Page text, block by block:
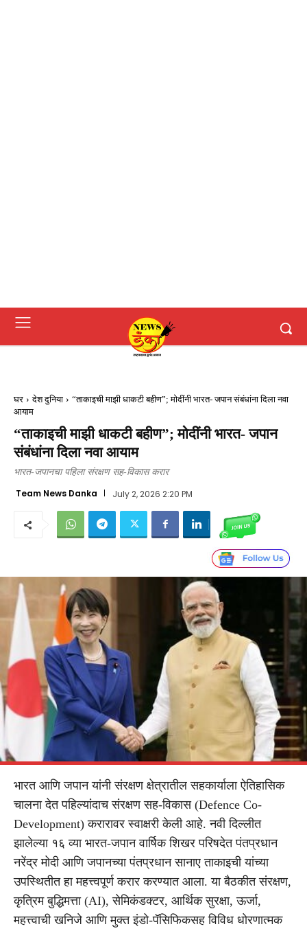
घर देश दुनिया
“ताकाइची माझी धाकटी बहीण”; मोदींनी भारत- जपान संबंधांना दिला नवा
आयाम
“ताकाइची माझी धाकटी बहीण”; मोदींनी भारत- जपान
संबंधांना दिला नवा आयाम
भारत-जपानचा पहिला संरक्षण सह-विकास करार
Team News Danka July 2, 2026 2:20 PM
भारत आणि जपान यांनी संरक्षण क्षेत्रातील सहकार्याला ऐतिहासिक
चालना देत पहिल्यांदाच संरक्षण सह-विकास (Defence Co-
Development) करारावर स्वाक्षरी केली आहे. नवी दिल्लीत
झालेल्या १६ व्या भारत-जपान वार्षिक शिखर परिषदेत पंतप्रधान
नरेंद्र मोदी आणि जपानच्या पंतप्रधान सानाए ताकाइची यांच्या
उपस्थितीत हा महत्त्वपूर्ण करार करण्यात आला. या बैठकीत संरक्षण,
कृत्रिम बुद्धिमत्ता (AI), सेमिकंडक्टर, आर्थिक सुरक्षा, ऊर्जा,
महत्त्वाची खनिजे आणि मुक्त इंडो-पॅसिफिकसह विविध धोरणात्मक